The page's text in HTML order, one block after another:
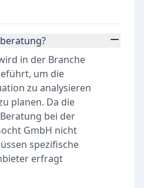
in der Branche
um die
zu analysieren
planen. Da die
bei der
GmbH nicht
spezifische
erfragt